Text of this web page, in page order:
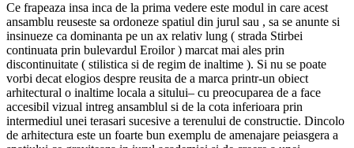
Ce frapeaza insa inca de la prima vedere este modul in care acest
ansamblu reuseste sa ordoneze spatiul din jurul sau , sa se anunte si
insinueze ca dominanta pe un ax relativ lung ( strada Stirbei
continuata prin bulevardul Eroilor ) marcat mai ales prin
discontinuitate ( stilistica si de regim de inaltime ). Si nu se poate
vorbi decat elogios despre reusita de a marca printr-un obiect
arhitectural o inaltime locala a sitului– cu preocuparea de a face
accesibil vizual intreg ansamblul si de la cota inferioara prin
intermediul unei terasari sucesive a terenului de constructie. Dincolo
de arhitectura este un foarte bun exemplu de amenajare peiasgera a